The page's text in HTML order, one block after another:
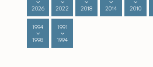
2026
2022
2018
2014
2010
1994
1998
1991
1994